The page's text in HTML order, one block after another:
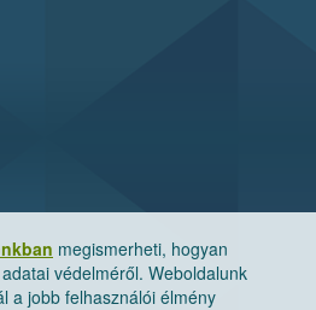
megismerheti, hogyan
védelméről. Weboldalunk
a jobb felhasználói élmény